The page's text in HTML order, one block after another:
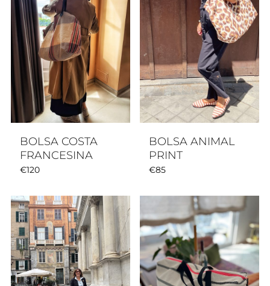
BOLSA COSTA
FRANCESINA
€120
BOLSA ANIMAL
PRINT
€85